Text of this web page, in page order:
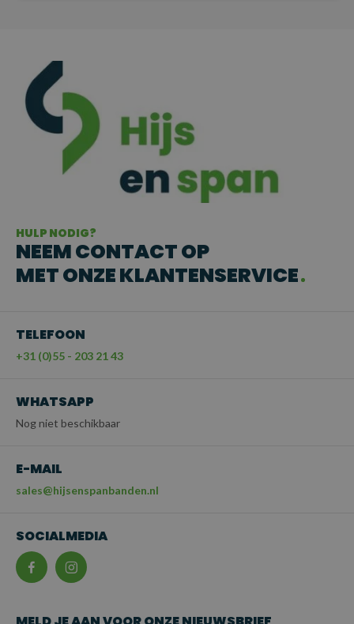
HULP NODIG?
NEEM CONTACT OP
MET ONZE KLANTENSERVICE
TELEFOON
+31 (0)55 - 203 21 43
WHATSAPP
Nog niet beschikbaar
E-MAIL
sales@hijsenspanbanden.nl
SOCIALMEDIA